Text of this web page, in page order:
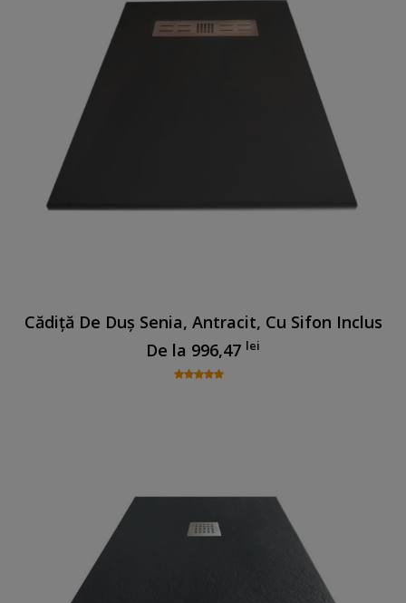
Cădiță De Duș Senia, Antracit, Cu Sifon Inclus
De la 996,47 lei